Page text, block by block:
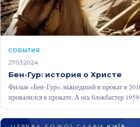
CОБЫТИЯ
27.03.2024
Бен-Гур: история о Христе
Фильм «Бен-Гур», вышедший в прокат в
провалился в прокате. А ось блокбастер 1959
грандиозным…